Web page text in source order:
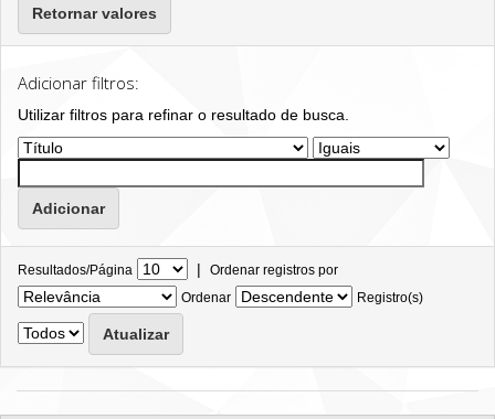
Retornar valores
Adicionar filtros:
Utilizar filtros para refinar o resultado de busca.
Resultados/Página | Ordenar registros por
Ordenar
Registro(s)